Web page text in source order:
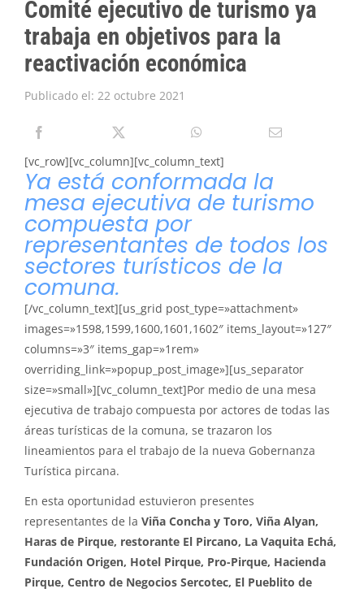
PIRQUE TRANSPARENTE
SOLICITAR INFORMACIÓN TRANSPARENCIA
Comité ejecutivo de turismo ya
trabaja en objetivos para la
reactivación económica
Publicado el: 22 octubre 2021
[vc_row][vc_column][vc_column_text]
Ya está conformada la
mesa ejecutiva de turismo
compuesta por
representantes de todos los
sectores turísticos de la
comuna.
[/vc_column_text][us_grid post_type=»attachment»
images=»1598,1599,1600,1601,1602″ items_layout=»127″
columns=»3″ items_gap=»1rem»
overriding_link=»popup_post_image»][us_separator
size=»small»][vc_column_text]Por medio de una mesa
ejecutiva de trabajo compuesta por actores de todas las
áreas turísticas de la comuna, se trazaron los
lineamientos para el trabajo de la nueva Gobernanza
Turística pircana.
En esta oportunidad estuvieron presentes
representantes de la Viña Concha y Toro, Viña Alyan,
Haras de Pirque, restorante El Pircano, La Vaquita Echá,
Fundación Origen, Hotel Pirque, Pro-Pirque, Hacienda
Pirque, Centro de Negocios Sercotec, El Pueblito de